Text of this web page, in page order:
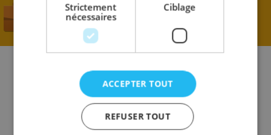
Offres d'emplois
Strictement
nécessaires
Ciblage
ACCEPTER TOUT
REFUSER TOUT